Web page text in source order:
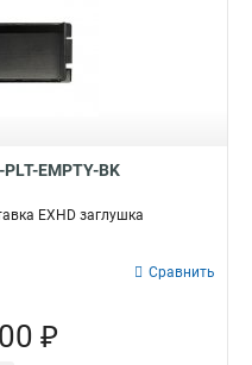
EMPTY-BK
EXHD заглушка
Сравнить
₽